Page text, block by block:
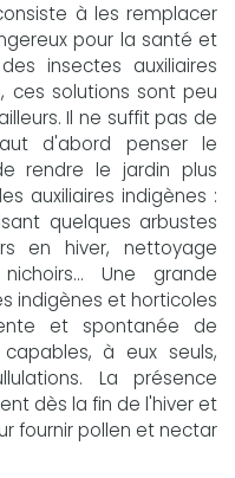
à les remplacer
pour la santé et
insectes auxiliaires
ces solutions sont peu
Il ne suffit pas de
d'abord penser le
rendre le jardin plus
auxiliaires indigènes :
quelques arbustes
en hiver, nettoyage
Une grande
indigènes et horticoles
et spontanée de
à eux seuls,
La présence
dès la fin de l'hiver et
fournir pollen et nectar